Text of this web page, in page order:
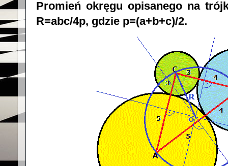
Promień okręgu opisanego na
R=abc/4p, gdzie p=(a+b+c)/2.